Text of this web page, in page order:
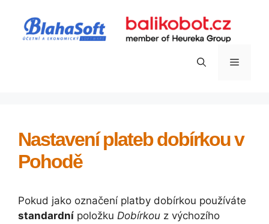
obsah
Menu
Nastavení plateb dobírkou v
Pohodě
Pokud jako označení platby dobírkou používáte
standardní položku Dobírkou z výchozího